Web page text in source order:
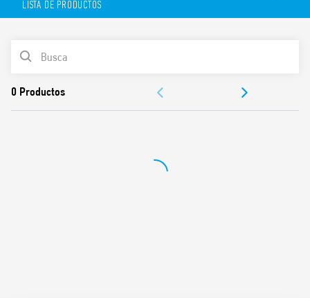
Características técnicas:
Montaje en superficie para cajas de pared de 2 o 3
módulos, o caja de pared redonda de 65 mm
Pantalla de matriz LED
LISTA DE PRODUCTOS
LISTA DE PRODUCTOS
APROBACIONES